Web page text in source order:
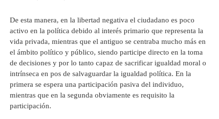
De esta manera, en la libertad negativa el ciudadano es poco
activo en la política debido al interés primario que representa la
vida privada, mientras que el antiguo se centraba mucho más en
el ámbito político y público, siendo participe directo en la toma
de decisiones y por lo tanto capaz de sacrificar igualdad moral o
intrínseca en pos de salvaguardar la igualdad política. En la
primera se espera una participación pasiva del individuo,
mientras que en la segunda obviamente es requisito la
participación.